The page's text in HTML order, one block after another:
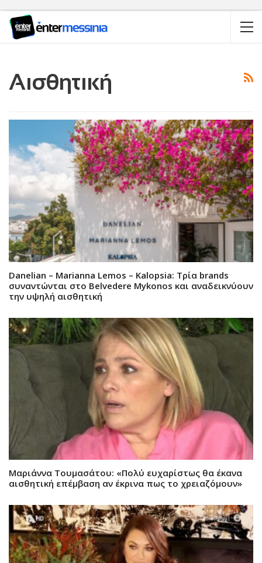
Αισθητική
Danelian – Marianna Lemos – Kalopsia: Τρία brands
συναντώνται στο Belvedere Mykonos και αναδεικνύουν
την υψηλή αισθητική
Μαριάννα Τουμασάτου: «Πολύ ευχαρίστως θα έκανα
αισθητική επέμβαση αν έκρινα πως το χρειαζόμουν»